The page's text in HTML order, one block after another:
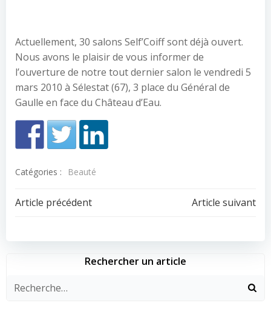
Actuellement, 30 salons Self’Coiff sont déjà ouvert.
Nous avons le plaisir de vous informer de
l’ouverture de notre tout dernier salon le vendredi 5
mars 2010 à Sélestat (67), 3 place du Général de
Gaulle en face du Château d’Eau.
Catégories : Beauté
Navigation
de
l’article
Article précédent
Navigation
de
l’article
Article suivant
Rechercher un article